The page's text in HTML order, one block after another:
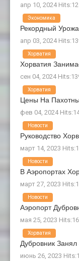
апр 10, 2024
Рекордный
апр 03, 2024
Экономика
Хорватия
сен 04, 2024
Хорватия
Цены На
фев 04, 2024
Хорватия
Руководство
март 14, 2023
Новости
В Аэропортах
март 27, 2023
Новости
Аэропорт
мая 25, 2023
Новости
Дубровник
июнь 26, 2023
Хорватия